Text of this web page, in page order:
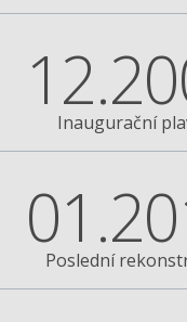
Inaugurační
Poslední